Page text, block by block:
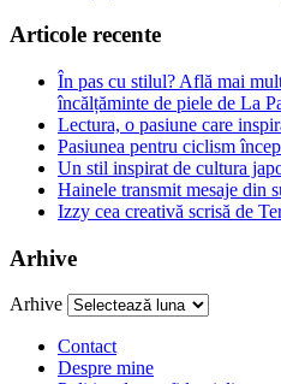
Articole recente
În pas cu stilul? Află mai
încălțăminte de piele de La
Lectura, o pasiune care
Pasiunea pentru ciclism
Un stil inspirat de cultura
Hainele transmit mesaje din
Izzy cea creativă scrisă de
Arhive
Arhive
Contact
Despre mine